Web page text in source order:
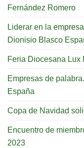
Fernández Romero
Liderar en la
Dionisio Blasco
Feria Diocesana Lux
Empresas de
España
Copa de Navidad
Encuentro de
2023